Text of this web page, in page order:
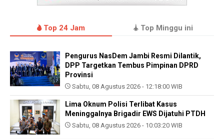
Top 24 Jam Top Minggu ini
Pengurus NasDem Jambi Resmi Dilantik,
DPP Targetkan Tembus Pimpinan DPRD
Provinsi
Sabtu, 08 Agustus 2026 - 12:18:00 WIB
Lima Oknum Polisi Terlibat Kasus
Meninggalnya Brigadir EWS Dijatuhi PTDH
Sabtu, 08 Agustus 2026 - 10:03:20 WIB